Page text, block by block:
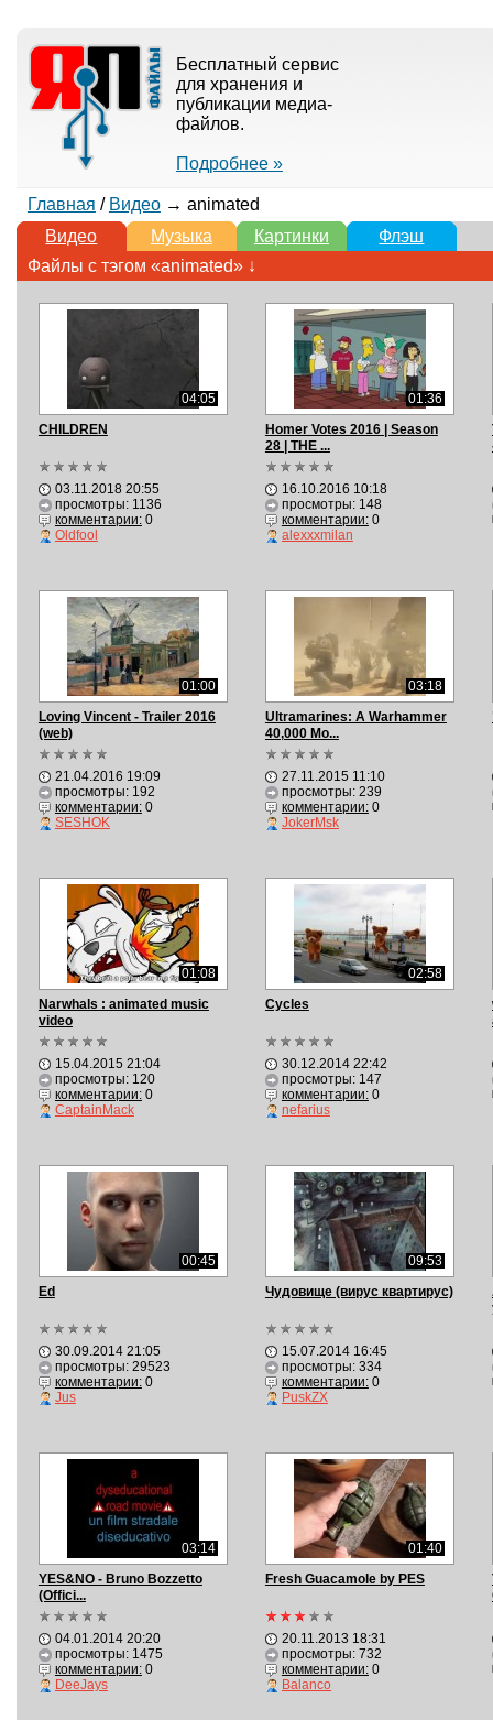
Бесплатный сервис
для хранения и
публикации медиа-
файлов.
Подробнее »
Главная / Видео→ animated
Видео
Музыка Картинки
Флэш
Файлы с тэгом «animated» ↓
04:05
CHILDREN
03.11.2018 20:55
просмотры: 1136
комментарии:0
Oldfool
01:36
Homer Votes 2016 | Season
28 | THE ...
16.10.2016 10:18
просмотры: 148
комментарии:0
alexxxmilan
01:00
Loving Vincent - Trailer 2016
(web)
21.04.2016 19:09
просмотры: 192
комментарии:0
SESHOK
03:18
Ultramarines: A Warhammer
40,000 Mo...
27.11.2015 11:10
просмотры: 239
комментарии:0
JokerMsk
01:08
Narwhals : animated music
video
15.04.2015 21:04
просмотры: 120
комментарии:0
CaptainMack
02:58
Cycles
30.12.2014 22:42
просмотры: 147
комментарии:0
nefarius
00:45
Ed
30.09.2014 21:05
просмотры: 29523
комментарии:0
Jus
09:53
Чудовище (вирус квартирус)
15.07.2014 16:45
просмотры: 334
комментарии:0
PuskZX
03:14
YES&NO - Bruno Bozzetto
(Offici...
04.01.2014 20:20
просмотры: 1475
комментарии:0
DeeJays
01:40
Fresh Guacamole by PES
20.11.2013 18:31
просмотры: 732
комментарии:0
Bаlanco